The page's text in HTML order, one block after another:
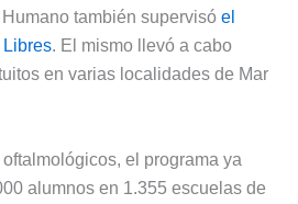
también supervisó el
Libres. El mismo llevó a cabo
en varias localidades de Mar
el programa ya
alumnos en 1.355 escuelas de